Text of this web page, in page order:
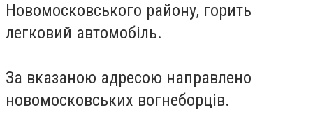
Новомосковського району, горить
легковий автомобіль.
За вказаною адресою направлено
новомосковських вогнеборців.